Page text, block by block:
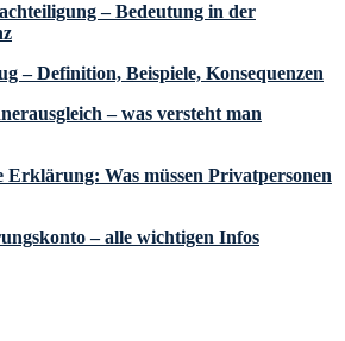
– Bedeutung in der
– Definition, Beispiele, Konsequenzen
– was versteht man
Erklärung: Was müssen Privatpersonen
– alle wichtigen Infos